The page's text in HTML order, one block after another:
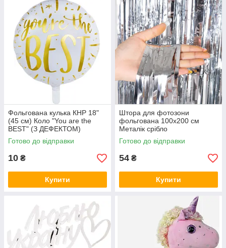
Фольгована кулька КНР 18"
(45 см) Коло "You are the
BEST" (З ДЕФЕКТОМ)
Готово до відправки
10 ₴
Купити
Штора для фотозони
фольгована 100х200 см
Металік срібло
Готово до відправки
54 ₴
Купити